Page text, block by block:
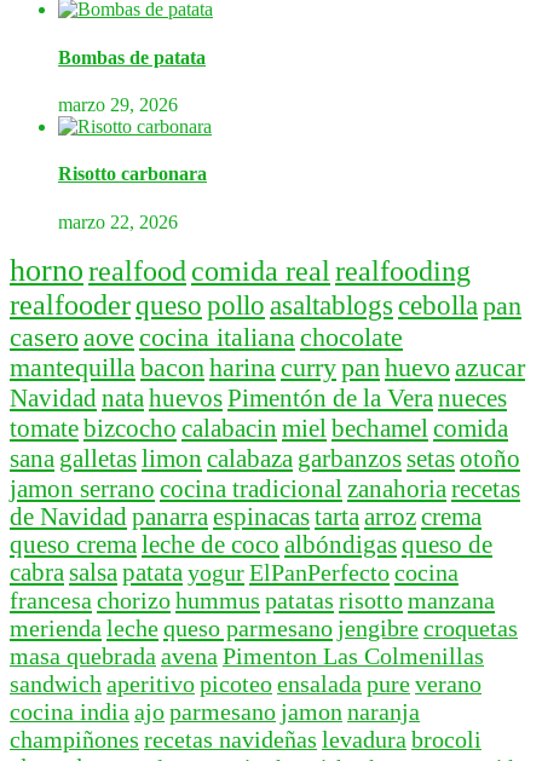
Bombas de patata
marzo 29, 2026
Risotto carbonara
marzo 22, 2026
hornorealfood comida real realfooding
realfooderquesopollo asaltablogs cebolla pan
caseroaove cocina italiana chocolate
mantequilla bacon harina currypan huevoazucar
Navidad nata huevosPimentón de la Vera nueces
tomatebizcocho calabacin miel bechamel comida
sana galletaslimon calabaza garbanzossetasotoño
jamon serrano cocina tradicional zanahoria recetas
de Navidad panarra espinacastarta arrozcrema
queso crema leche de coco albóndigasqueso de
cabra salsa patata yogurElPanPerfectococina
francesa chorizohummus patatas risottomanzana
merienda lechequeso parmesanojengibrecroquetas
masa quebrada avena Pimenton Las Colmenillas
sandwich aperitivopicoteoensalada pureverano
cocina india ajoparmesanojamon naranja
champiñones recetas navideñas levadura brocoli